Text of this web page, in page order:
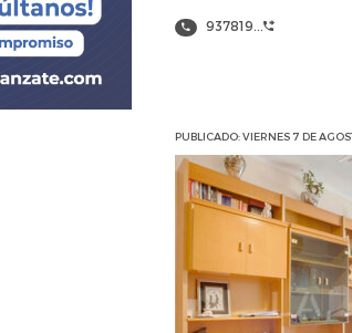
937819...
PUBLICADO: VIERNES 7 DE